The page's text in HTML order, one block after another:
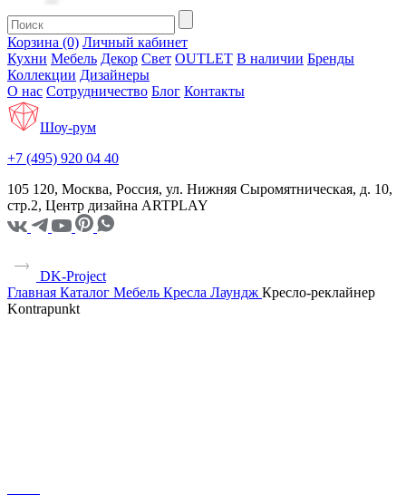
Корзина (0) Личный кабинет
Кухни Мебель Декор Свет OUTLET В наличии Бренды
Коллекции Дизайнеры
О нас Сотрудничество Блог Контакты
Шоу-рум
+7 (495) 920 04 40
105 120, Москва, Россия, ул. Нижняя Сыромятническая, д. 10,
стр.2, Центр дизайна ARTPLAY
DK-Project
Главная Каталог Мебель Кресла Лаундж Кресло-реклайнер
Kontrapunkt